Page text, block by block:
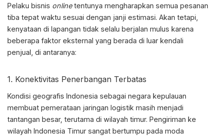
Pelaku bisnis onlinetentunya mengharapkan semua pesanan
tiba tepat waktu sesuai dengan janji estimasi. Akan tetapi,
kenyataan di lapangan tidak selalu berjalan mulus karena
beberapa faktor eksternal yang berada di luar kendali
penjual, di antaranya:
1. Konektivitas Penerbangan Terbatas
Kondisi geografis Indonesia sebagai negara kepulauan
membuat pemerataan jaringan logistik masih menjadi
tantangan besar, terutama di wilayah timur. Pengiriman ke
wilayah Indonesia Timur sangat bertumpu pada moda